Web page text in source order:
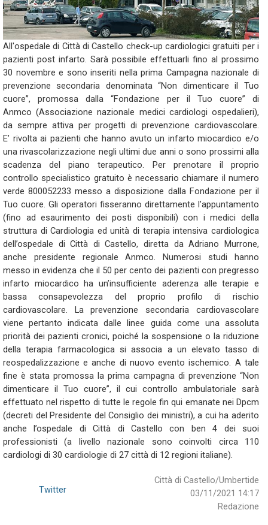
All'ospedale di Città di Castello check-up cardiologici gratuiti per i
pazienti post infarto. Sarà possibile effettuarli fino al prossimo
30 novembre e sono inseriti nella prima Campagna nazionale di
prevenzione secondaria denominata “Non dimenticare il Tuo
cuore”, promossa dalla “Fondazione per il Tuo cuore” di
Anmco (Associazione nazionale medici cardiologi ospedalieri),
da sempre attiva per progetti di prevenzione cardiovascolare.
E’ rivolta ai pazienti che hanno avuto un infarto miocardico e/o
una rivascolarizzazione negli ultimi due anni o sono prossimi alla
scadenza del piano terapeutico. Per prenotare il proprio
controllo specialistico gratuito è necessario chiamare il numero
verde 800052233 messo a disposizione dalla Fondazione per il
Tuo cuore. Gli operatori fisseranno direttamente l’appuntamento
(fino ad esaurimento dei posti disponibili) con i medici della
struttura di Cardiologia ed unità di terapia intensiva cardiologica
dell’ospedale di Città di Castello, diretta da Adriano Murrone,
anche presidente regionale Anmco. Numerosi studi hanno
messo in evidenza che il 50 per cento dei pazienti con pregresso
infarto miocardico ha un’insufficiente aderenza alle terapie e
bassa consapevolezza del proprio profilo di rischio
cardiovascolare. La prevenzione secondaria cardiovascolare
viene pertanto indicata dalle linee guida come una assoluta
priorità dei pazienti cronici, poiché la sospensione o la riduzione
della terapia farmacologica si associa a un elevato tasso di
reospedalizzazione e anche di nuovo evento ischemico. A tale
fine è stata promossa la prima campagna di prevenzione “Non
dimenticare il Tuo cuore”, il cui controllo ambulatoriale sarà
effettuato nel rispetto di tutte le regole fin qui emanate nei Dpcm
(decreti del Presidente del Consiglio dei ministri), a cui ha aderito
anche l’ospedale di Città di Castello con ben 4 dei suoi
professionisti (a livello nazionale sono coinvolti circa 110
cardiologi di 30 cardiologie di 27 città di 12 regioni italiane).
Città di Castello/Umbertide
03/11/2021 14:17
Redazione
Twitter